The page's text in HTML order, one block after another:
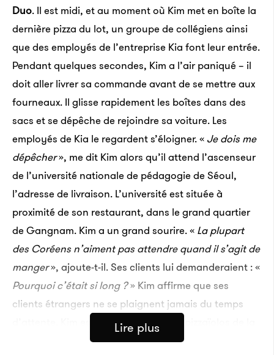
Duo. Il est midi, et au moment où Kim met en boîte la
dernière pizza du lot, un groupe de collégiens ainsi
que des employés de l’entreprise Kia font leur entrée.
Pendant quelques secondes, Kim a l’air paniqué – il
doit aller livrer sa commande avant de se mettre aux
fourneaux. Il glisse rapidement les boîtes dans des
sacs et se dépêche de rejoindre sa voiture. Les
employés de Kia le regardent s’éloigner. « Je dois me
dépêcher», me dit Kim alors qu’il attend l’ascenseur
de l’université nationale de pédagogie de Séoul,
l’adresse de livraison. L’université est située à
proximité de son restaurant, dans le grand quartier
de Gangnam. Kim a un grand sourire. « La plupart
des Coréens n’aiment pas attendre quand il s’agit de
manger», ajoute-t-il. Ses clients lui demanderaient : «
Pourquoi c’était si long ?» Kim affirme que ses
clients étrangers ne se plaignent jamais du temps
d’attente. Kim est l’un des nombreux pizzaïolos de la
ville à s’être spécialisé dans ce plat très populaire en
Lire plus